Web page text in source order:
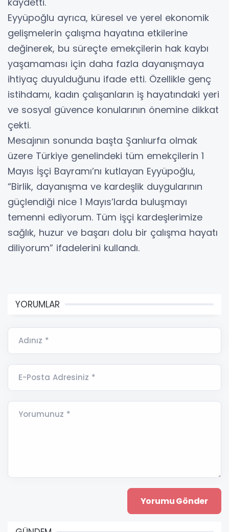
Eyyüpoğlu ayrıca, küresel ve yerel ekonomik
gelişmelerin çalışma hayatına etkilerine
değinerek, bu süreçte emekçilerin hak kaybı
yaşamaması için daha fazla dayanışmaya
ihtiyaç duyulduğunu ifade etti. Özellikle genç
istihdamı, kadın çalışanların iş hayatındaki yeri
ve sosyal güvence konularının önemine dikkat
çekti.
Mesajının sonunda başta Şanlıurfa olmak
üzere Türkiye genelindeki tüm emekçilerin 1
Mayıs İşçi Bayramı’nı kutlayan Eyyüpoğlu,
“Birlik, dayanışma ve kardeşlik duygularının
güçlendiği nice 1 Mayıs’larda buluşmayı
temenni ediyorum. Tüm işçi kardeşlerimize
sağlık, huzur ve başarı dolu bir çalışma hayatı
diliyorum” ifadelerini kullandı.
YORUMLAR
Adınız *
E-Posta Adresiniz *
Yorumunuz *